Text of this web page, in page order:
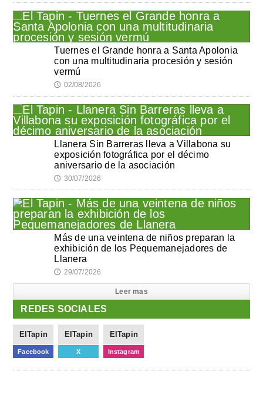
Tuernes el Grande honra a Santa Apolonia
con una multitudinaria procesión y sesión
vermú
🕔 02/08/2026
Llanera Sin Barreras lleva a Villabona su
exposición fotográfica por el décimo
aniversario de la asociación
🕔 30/07/2026
Más de una veintena de niños preparan la
exhibición de los Pequemanejadores de
Llanera
🕔 29/07/2026
Leer mas
REDES SOCIALES
ElTapin
Facebook
ElTapin
X
ElTapin
Instagram